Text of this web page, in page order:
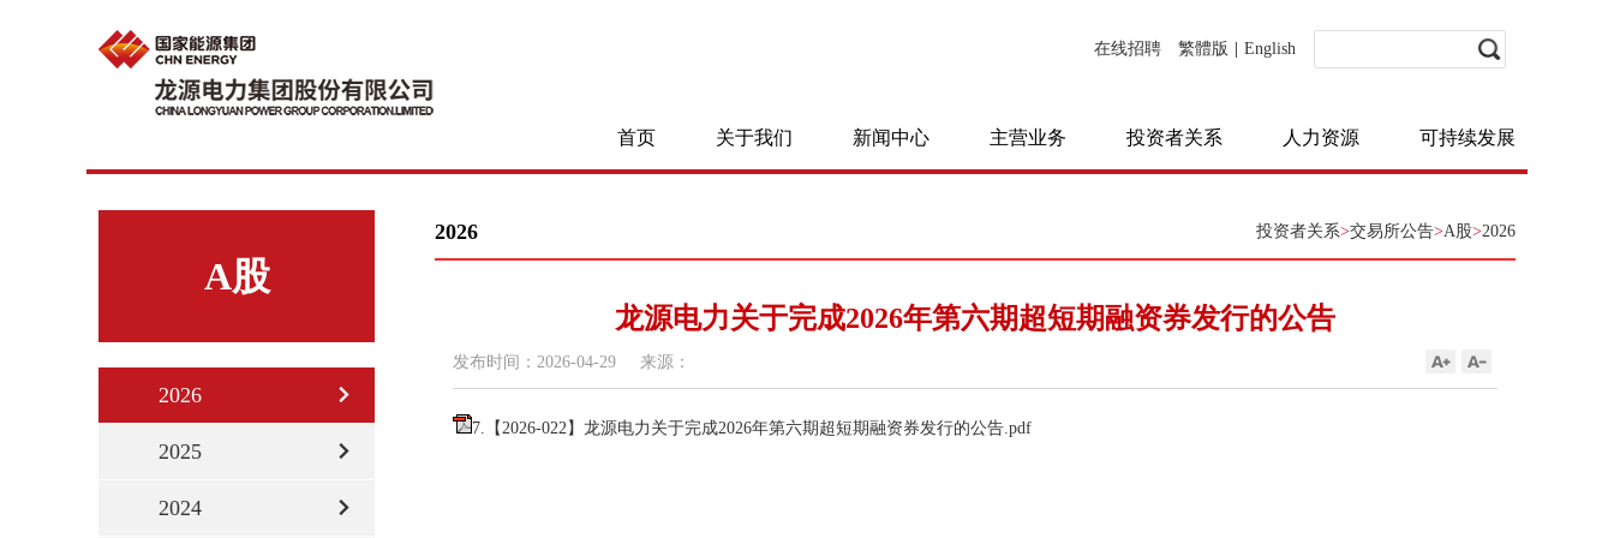
在线招聘 繁體版 English
首页 关于我们 新闻中心 主营业务 投资者关系 人力资源 可持续发展
A股
2026
2025
2024
2026 投资者关系>交易所公告>A股>2026
龙源电力关于完成2026年第六期超短期融资券发行的公告
发布时间： 2026-04-29 来源：
7.【2026-022】龙源电力关于完成2026年第六期超短期融资券发行的公告.pdf